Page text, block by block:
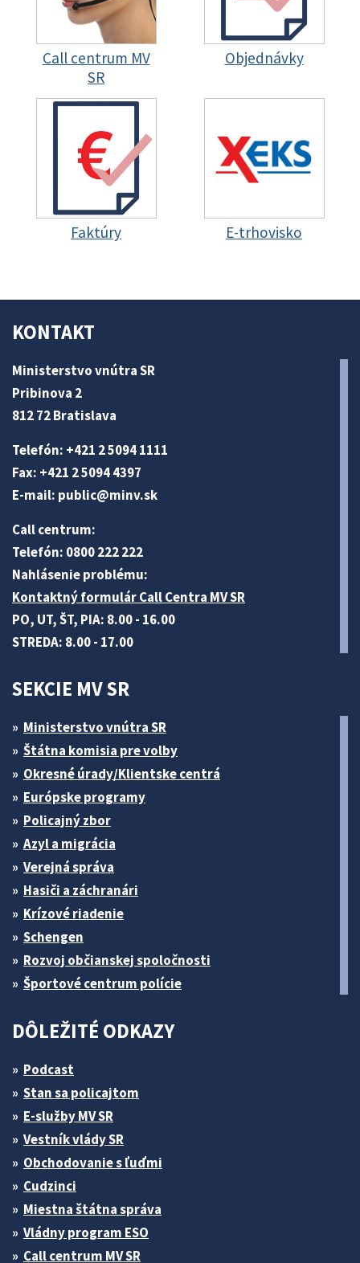
Call centrum MV
SR
Objednávky
Faktúry E-trhovisko
KONTAKT
Ministerstvo vnútra SR
Pribinova 2
812 72 Bratislava
Telefón: +421 2 5094 1111
Fax: +421 2 5094 4397
E-mail: public@minv.sk
Call centrum:
Telefón: 0800 222 222
Nahlásenie problému:
Kontaktný formulár Call Centra MV SR
PO, UT, ŠT, PIA: 8.00 - 16.00
STREDA: 8.00 - 17.00
SEKCIE MV SR
Ministerstvo vnútra SR
Štátna komisia pre volby
Okresné úrady/Klientske centrá
Európske programy
Policajný zbor
Azyl a migrácia
Verejná správa
Hasiči a záchranári
Krízové riadenie
Schengen
Rozvoj občianskej spoločnosti
Športové centrum polície
DÔLEŽITÉ ODKAZY
Podcast
Stan sa policajtom
E-služby MV SR
Vestník vlády SR
Obchodovanie s ľuďmi
Cudzinci
Miestna štátna správa
Vládny program ESO
Call centrum MV SR